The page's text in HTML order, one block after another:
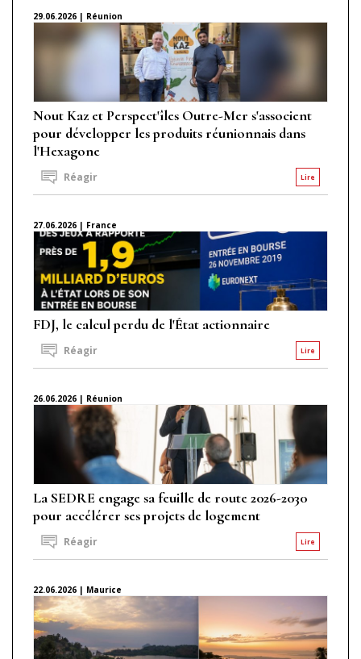
29.06.2026 | Réunion
Nout Kaz et Perspect'îles Outre-Mer s'associent
pour développer les produits réunionnais dans
l'Hexagone
Lire
Réagir
27.06.2026 | France
FDJ, le calcul perdu de l'État actionnaire
Lire
Réagir
26.06.2026 | Réunion
La SEDRE engage sa feuille de route 2026-2030
pour accélérer ses projets de logement
Lire
Réagir
22.06.2026 | Maurice